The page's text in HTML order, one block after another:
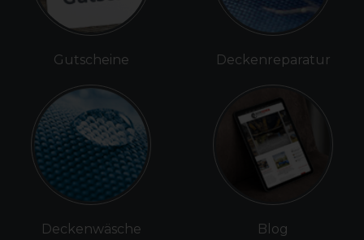
Gutscheine
Deckenwäsche
Deckenreparatur
Blog